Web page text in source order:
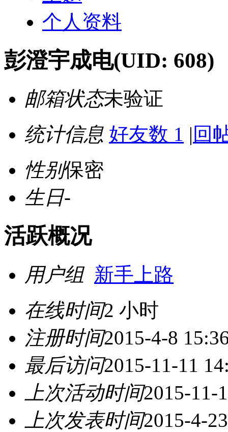
个人资料
彭澄宇成电(UID: 608)
邮箱状态未验证
统计信息 好友数 1 | 回
性别保密
生日-
活跃概况
用户组 新手上路
在线时间2 小时
注册时间2015-4-8
最后访问2015-11-11
上次活动时间2015-11-
上次发表时间2015-4-